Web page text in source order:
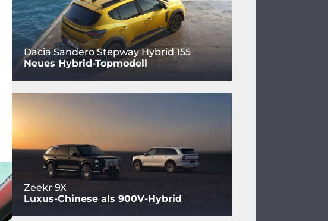
Dacia Sandero Stepway Hybrid 155
Neues Hybrid-Topmodell
Zeekr 9X
Luxus-Chinese als 900V-Hybrid